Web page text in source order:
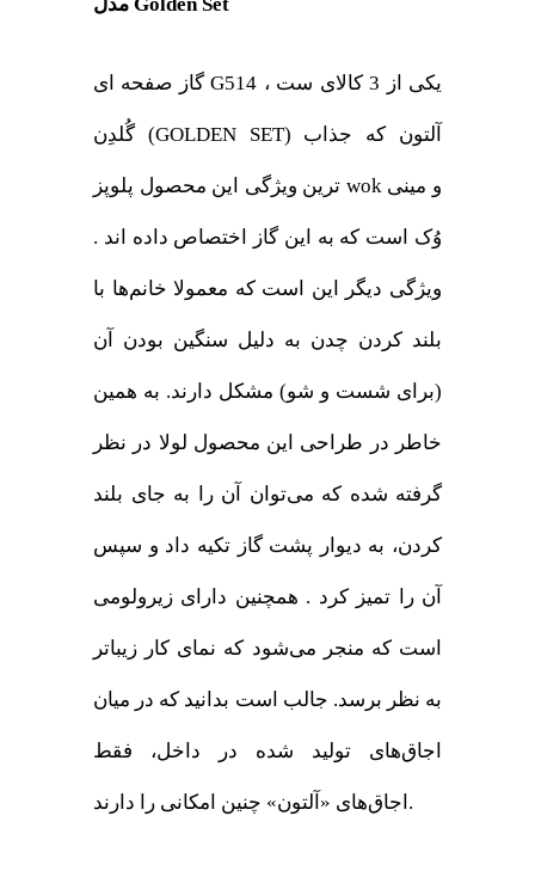
گاز صفحه ای G514 ، یکی از 3 کالای ست
گُلدِن (GOLDEN SET) آلتون که جذاب
ترین ویژگی این محصول پلوپز wok و مینی
وُک است که به این گاز اختصاص داده اند .
ویژگی دیگر این است که معمولا خانم‌ها با
بلند کردن چدن به دلیل سنگین بودن آن
(برای شست و شو) مشکل دارند. به همین
خاطر در طراحی این محصول لولا در نظر
گرفته شده که می‌توان آن را به جای بلند
کردن، به دیوار پشت گاز تکیه داد و سپس
آن را تمیز کرد . همچنین دارای زیرولومی
است که منجر می‌شود که نمای کار زیباتر
به نظر برسد. جالب است بدانید که در میان
اجاق‌های تولید شده در داخل، فقط
اجاق‌های «آلتون» چنین امکانی را دارند.